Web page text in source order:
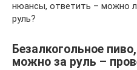
нюансы, ответить – можно
руль?
Безалкогольное
можно за руль –